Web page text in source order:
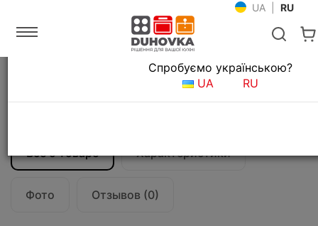
UA RU
Мойки и смесители Кухонные мойки
Кухонная мойка Teka BAHIA 1B (12127001)
Все о товаре Характеристики
Фото Отзывов (0)
Язык магазина
Спробуємо українською?
UA
RU